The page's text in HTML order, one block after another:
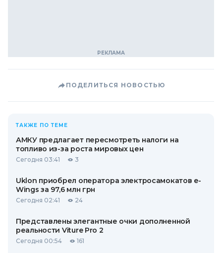
ПОДЕЛИТЬСЯ НОВОСТЬЮ
ТАКЖЕ ПО ТЕМЕ
АМКУ предлагает пересмотреть налоги на
топливо из-за роста мировых цен
Сегодня 03:41 3
Uklon приобрел оператора электросамокатов e-
Wings за 97,6 млн грн
Сегодня 02:41 24
Представлены элегантные очки дополненной
реальности Viture Pro 2
Сегодня 00:54 161